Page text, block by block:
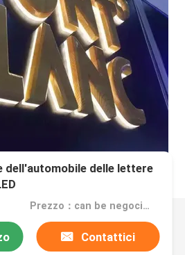
dell'automobile delle lettere
Prezzo：can be negociated
Contattici